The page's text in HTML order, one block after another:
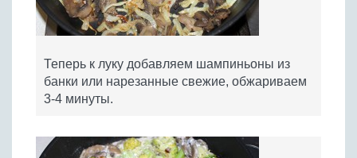
Теперь к луку добавляем шампиньоны из
банки или нарезанные свежие, обжариваем
3-4 минуты.